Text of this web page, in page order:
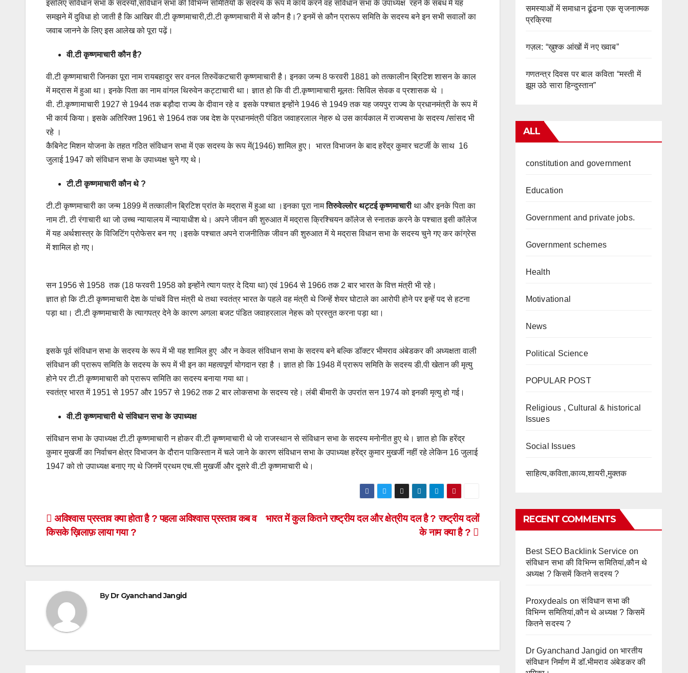
इसलिए संविधान सभा के सदस्यों,सविधान सभा की विभिन्न समितियों के सदस्य के रूप में कार्य करने वह संविधान सभा के उपाध्यक्ष रहने के संबंध में यह
समझने में दुविधा हो जाती है कि आखिर वी.टी कृष्णमाचारी,टी.टी कृष्णमाचारी में से कौन है।? इनमें से कौन प्रारूप समिति के सदस्य बने इन सभी सवालों का
जवाब जानने के लिए इस आलेख को पूरा पढ़ें।
वी.टी कृष्णमाचारी कौन है?
वी.टी कृष्णमाचारी जिनका पूरा नाम रायबहादुर सर वनल तिरुवेंकटचारी कृष्णमाचारी है। इनका जन्म 8 फरवरी 1881 को तत्कालीन ब्रिटिश शासन के काल
में मद्रास में हुआ था। इनके पिता का नाम वांगल थिरुवेन कट्टाचारी था। ज्ञात हो कि वी टी.कृष्णामाचारी मूलतः सिविल सेवक व प्रशासक थे ।
वी. टी.कृष्णामाचारी 1927 से 1944 तक बड़ौदा राज्य के दीवान रहे व इसके पश्चात इन्होंने 1946 से 1949 तक यह जयपुर राज्य के प्रधानमंत्री के रूप में
भी कार्य किया। इसके अतिरिक्त 1961 से 1964 तक जब देश के प्रधानमंत्री पंडित जवाहरलाल नेहरु थे उस कार्यकाल में राज्यसभा के सदस्य /सांसद भी
रहे ।
कैबिनेट मिशन योजना के तहत गठित संविधान सभा में एक सदस्य के रूप में(1946) शामिल हुए। भारत विभाजन के बाद हरेंद्र कुमार चटर्जी के साथ 16
जुलाई 1947 को संविधान सभा के उपाध्यक्ष चुने गए थे।
टी.टी कृष्णमाचारी कौन थे ?
टी.टी कृष्णमाचारी का जन्म 1899 में तत्कालीन ब्रिटिश प्रांत के मद्रास में हुआ था ।इनका पूरा नामतिरुवेल्लोर थट्टई कृष्णमाचारीथा और इनके पिता का
नाम टी. टी रंगाचारी था जो उच्च न्यायालय में न्यायाधीश थे। अपने जीवन की शुरुआत में मद्रास क्रिश्चियन कॉलेज से स्नातक करने के पश्चात इसी कॉलेज
में यह अर्थशास्त्र के विजिटिंग प्रोफेसर बन गए ।इसके पश्चात अपने राजनीतिक जीवन की शुरुआत में ये मद्रास विधान सभा के सदस्य चुने गए कर कांग्रेस
में शामिल हो गए।
सन 1956 से 1958 तक (18 फरवरी 1958 को इन्होंने त्याग पत्र दे दिया था) एवं 1964 से 1966 तक 2 बार भारत के वित्त मंत्री भी रहे।
ज्ञात हो कि टी.टी कृष्णमाचारी देश के पांचवें वित्त मंत्री थे तथा स्वतंत्र भारत के पहले वह मंत्री थे जिन्हें शेयर घोटाले का आरोपी होने पर इन्हें पद से हटना
पड़ा था। टी.टी कृष्णमाचारी के त्यागपत्र देने के कारण अगला बजट पंडित जवाहरलाल नेहरू को प्रस्तुत करना पड़ा था।
इसके पूर्व संविधान सभा के सदस्य के रूप में भी यह शामिल हुए और न केवल संविधान सभा के सदस्य बने बल्कि डॉक्टर भीमराव अंबेडकर की अध्यक्षता वाली
संविधान की प्रारूप समिति के सदस्य के रूप में भी इन का महत्वपूर्ण योगदान रहा है । ज्ञात हो कि 1948 में प्रारूप समिति के सदस्य डी.पी खेतान की मृत्यु
होने पर टी.टी कृष्णमाचारी को प्रारूप समिति का सदस्य बनाया गया था।
स्वतंत्र भारत में 1951 से 1957 और 1957 से 1962 तक 2 बार लोकसभा के सदस्य रहे। लंबी बीमारी के उपरांत सन 1974 को इनकी मृत्यु हो गई।
वी.टी कृष्णमाचारी थे संविधान सभा के उपाध्यक्ष
संविधान सभा के उपाध्यक्ष टी.टी कृष्णमाचारी न होकर वी.टी कृष्णमाचारी थे जो राजस्थान से संविधान सभा के सदस्य मनोनीत हुए थे। ज्ञात हो कि हरेंद्र
कुमार मुखर्जी का निर्वाचन क्षेत्र विभाजन के दौरान पाकिस्तान में चले जाने के कारण संविधान सभा के उपाध्यक्ष हरेंद्र कुमार मुखर्जी नहीं रहे लेकिन 16 जुलाई
1947 को तो उपाध्यक्ष बनाए गए थे जिनमें प्रथम एच.सी मुखर्जी और दूसरे वी.टी कृष्णमाचारी थे।
Post
navigation
भारत में कुल कितने राष्ट्रीय दल और क्षेत्रीय दल है ? राष्ट्रीय दलों
के नाम क्या है ?
अविश्वास प्रस्ताव क्या होता है ? पहला अविश्वास प्रस्ताव कब व
किसके ख़िलाफ़ लाया गया ?
ByDr Gyanchand Jangid
समस्याओं में समाधान ढूंढना एक सृजनात्मक
प्रक्रिया
गज़ल: “ख़ुश्क आंखों में नए ख्वाब”
गणतन्त्र दिवस पर बाल कविता “मस्ती में
झूम उठे सारा हिन्दुस्तान”
ALL
constitution and government
Education
Government and private jobs.
Government schemes
Health
Motivational
News
Political Science
POPULAR POST
Religious , Cultural & historical
Issues
Social Issues
साहित्य,कविता,काव्य,शायरी,मुक्तक
RECENT COMMENTS
Best SEO Backlink Service on
संविधान सभा की विभिन्न समितियां,कौन थे
अध्यक्ष ? किसमें कितने सदस्य ?
Proxydeals onसंविधान सभा की
विभिन्न समितियां,कौन थे अध्यक्ष ? किसमें
कितने सदस्य ?
Dr Gyanchand Jangid onभारतीय
संविधान निर्माण में डॉ.भीमराव अंबेडकर की